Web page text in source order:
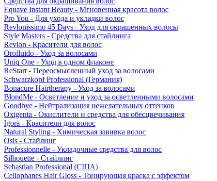
Equave Instant Beauty - Мгновенная красота волос
Pro You - Для ухода и укладки волос
Revlonissimo 45 Days - Уход для окрашенных волосы
Style Masters - Средства для стайлинга
Revlon - Красители для волос
Orofluido - Уход за волосами
Uniq One - Уход в одном флаконе
ReStart - Переосмысленный уход за волосами
Schwarzkopf Professional (Германия)
Bonacure Hairtherapy - Уход за волосами
BlondMe - Осветление и уход за осветленными волосами
Goodbye - Нейтрализация нежелательных оттенков
Oxigenta - Окислители и средства для обесцвечивания
Igora - Красители для волос
Natural Styling - Химическая завивка волос
Osis - Стайлинг
Professionnelle - Укладочные средства для волос
Silhouette - Стайлинг
Sebastian Professional (США)
Cellophanes Hair Gloss - Тонирующая краска с эффектом